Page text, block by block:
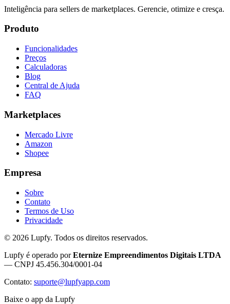
Inteligência para sellers de marketplaces. Gerencie, otimize e cresça.
Produto
Funcionalidades
Preços
Calculadoras
Blog
Central de Ajuda
FAQ
Marketplaces
Mercado Livre
Amazon
Shopee
Empresa
Sobre
Contato
Termos de Uso
Privacidade
© 2026 Lupfy. Todos os direitos reservados.
Lupfy é operado porEternize Empreendimentos Digitais LTDA
— CNPJ 45.456.304/0001-04
Contato: suporte@lupfyapp.com
Baixe o app da Lupfy